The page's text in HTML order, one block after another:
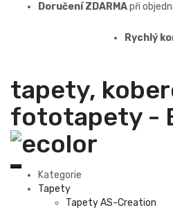
Doručení ZDARMApři
Rychlý
tapety,
fototapety -
Kategorie
Tapety
Tapety AS-Creation